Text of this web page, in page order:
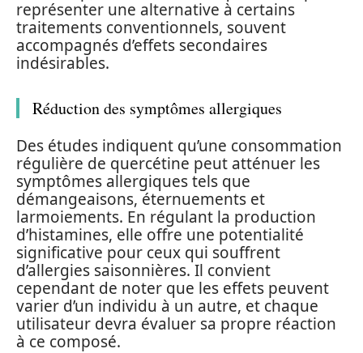
représenter une alternative à certains
traitements conventionnels, souvent
accompagnés d’effets secondaires
indésirables.
Réduction des symptômes allergiques
Des études indiquent qu’une consommation
régulière de quercétine peut atténuer les
symptômes allergiques tels que
démangeaisons, éternuements et
larmoiements. En régulant la production
d’histamines, elle offre une potentialité
significative pour ceux qui souffrent
d’allergies saisonnières. Il convient
cependant de noter que les effets peuvent
varier d’un individu à un autre, et chaque
utilisateur devra évaluer sa propre réaction
à ce composé.